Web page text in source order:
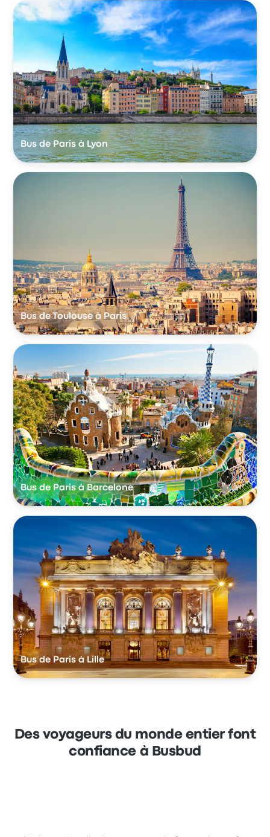
Bus de Paris à Lyon
Bus de Toulouse à Paris
Bus de Paris à Barcelone
Bus de Paris à Lille
Des voyageurs du monde entier font
confiance à Busbud